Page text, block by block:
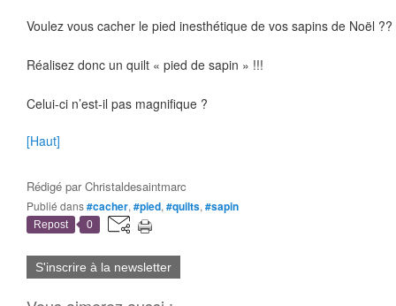
Voulez vous cacher le pied inesthétique de vos sapins de Noël ??
Réalisez donc un quilt « pied de sapin » !!!
Celui-ci n’est-il pas magnifique ?
[Haut]
Rédigé parChristaldesaintmarc
Publié dans#cacher, #pied, #quilts, #sapin
Repost 0
S'inscrire à la newsletter